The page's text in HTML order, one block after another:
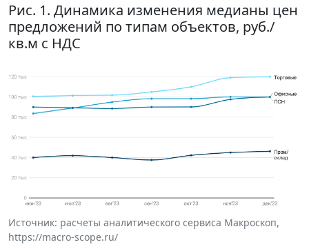
Рис. 1. Динамика изменения медианы цен
предложений по типам объектов, руб./
кв.м с НДС
Источник: расчеты аналитического сервиса Макроскоп,
https://macro-scope.ru/